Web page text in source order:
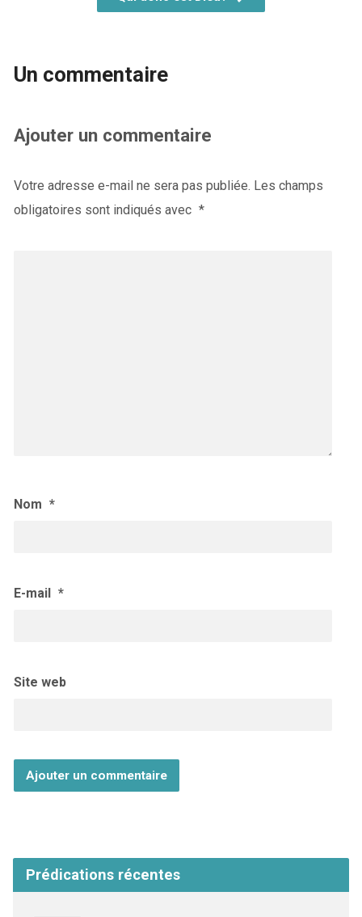
Un commentaire
Ajouter un commentaire
Votre adresse e-mail ne sera pas publiée. Les champs
obligatoires sont indiqués avec *
Nom *
E-mail *
Site web
Prédications récentes